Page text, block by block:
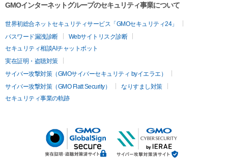
GMOインターネットグループのセキュリティ事業について
世界初総合ネットセキュリティサービス「GMOセキュリティ24」
パスワード漏洩診断
Webサイトリスク診断
セキュリティ相談AIチャットボット
実在証明・盗聴対策
サイバー攻撃対策（GMOサイバーセキュリティ byイエラエ）
サイバー攻撃対策（GMO Flatt Security）
なりすまし対策
セキュリティ事業の軌跡